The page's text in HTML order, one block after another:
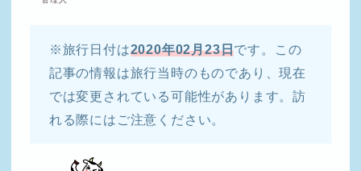
※旅行日付は2020年02月23日です。この
記事の情報は旅行当時のものであり、現在
では変更されている可能性があります。訪
れる際にはご注意ください。